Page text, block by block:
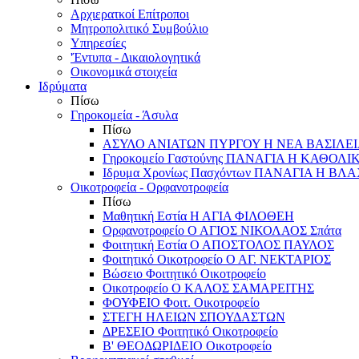
Αρχιερατκοί Επίτροποι
Μητροπολιτικό Συμβούλιο
Υπηρεσίες
'Έντυπα - Δικαιολογητικά
Οικονομικά στοιχεία
Ιδρύματα
Πίσω
Γηροκομεία - Άσυλα
Πίσω
ΑΣΥΛΟ ΑΝΙΑΤΩΝ ΠΥΡΓΟΥ Η ΝΕΑ
Γηροκομείο Γαστούνης ΠΑΝΑΓΙΑ Η
Ιδρυμα Χρονίως Πασχόντων ΠΑΝΑΓΙΑ Η
Οικοτροφεία - Ορφανοτροφεία
Πίσω
Μαθητική Εστία Η ΑΓΙΑ ΦΙΛΟΘΕΗ
Ορφανοτροφείο Ο ΑΓΙΟΣ ΝΙΚΟΛΑΟΣ Σπάτα
Φοιτητική Εστία Ο ΑΠΟΣΤΟΛΟΣ ΠΑΥΛΟΣ
Φοιτητικό Οικοτροφείο Ο ΑΓ. ΝΕΚΤΑΡΙΟΣ
Βώσειο Φοιτητικό Οικοτροφείο
Οικοτροφείο Ο ΚΑΛΟΣ ΣΑΜΑΡΕΙΤΗΣ
ΦΟΥΦΕΙΟ Φοιτ. Οικοτροφείο
ΣΤΕΓΗ ΗΛΕΙΩΝ ΣΠΟΥΔΑΣΤΩΝ
ΔΡΕΣΕΙΟ Φοιτητικό Οικοτροφείο
Β' ΘΕΟΔΩΡΙΔΕΙΟ Οικοτροφείο